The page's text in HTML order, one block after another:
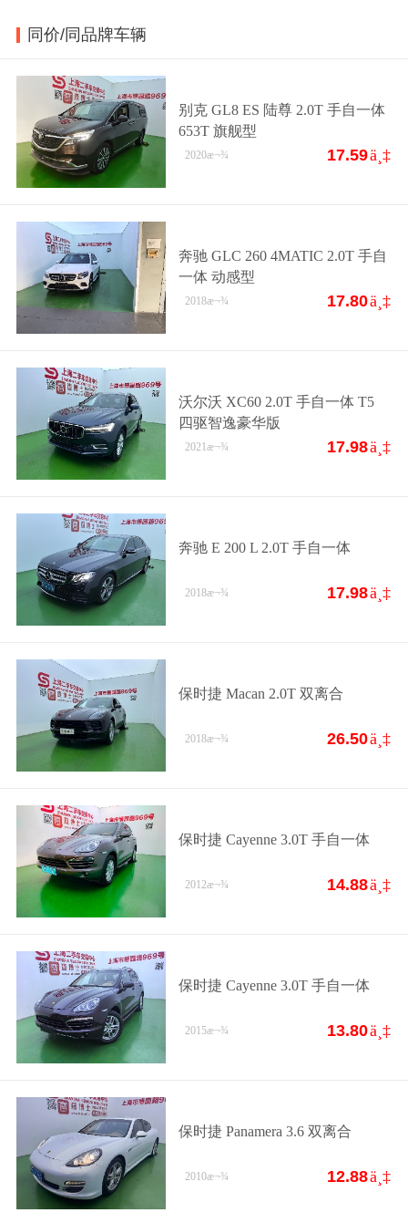
同价/同品牌车辆
别克 GL8 ES 陆尊 2.0T 手自一体
653T 旗舰型
17.59ä¸‡
2020æ¬¾
奔驰 GLC 260 4MATIC 2.0T 手自
一体 动感型
17.80ä¸‡
2018æ¬¾
沃尔沃 XC60 2.0T 手自一体 T5
四驱智逸豪华版
17.98ä¸‡
2021æ¬¾
奔驰 E 200 L 2.0T 手自一体
17.98ä¸‡
2018æ¬¾
保时捷 Macan 2.0T 双离合
26.50ä¸‡
2018æ¬¾
保时捷 Cayenne 3.0T 手自一体
14.88ä¸‡
2012æ¬¾
保时捷 Cayenne 3.0T 手自一体
13.80ä¸‡
2015æ¬¾
保时捷 Panamera 3.6 双离合
12.88ä¸‡
2010æ¬¾